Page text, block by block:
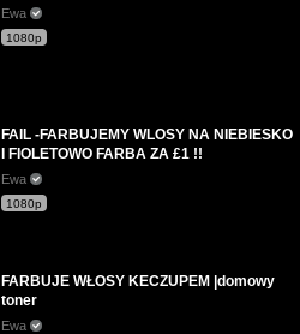
Ewa
1080p
FAIL -FARBUJEMY WLOSY NA NIEBIESKO
I FIOLETOWO FARBA ZA £1 !!
Ewa
1080p
FARBUJE WŁOSY KECZUPEM |domowy
toner
Ewa